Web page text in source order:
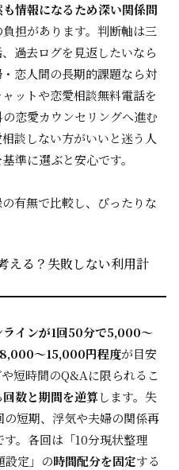
情報になるため深い関係問
担があります。判断軸は三
過去ログを見返したいなら
恋人間の長期的課題なら対
ットや恋愛相談無料電話を
恋愛カウンセリングへ進む
談しない方がいいと迷う人
基準に選ぶと安心です。
有無で比較し、ぴったりな
える？失敗しない利用計
ラインが1回50分で5,000〜
〜15,000円程度が目安
短時間のQ&Aに限られるこ
回数と期間を逆算します。失
短期、浮気や夫婦の関係再
。各回は「10分現状整理
定」の時間配分を固定する